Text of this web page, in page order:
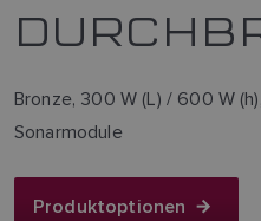
Bronze, 300 W (L) / 600 W
Sonarmodule
Produktoptionen